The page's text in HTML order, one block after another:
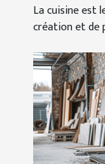
La cuisine est
création et de